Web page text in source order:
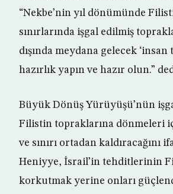
“Nekbe’nin yıl dönümünde
sınırlarında işgal edilmiş
dışında meydana gelecek ‘insan
hazırlık yapın ve hazır olun.”
Büyük Dönüş Yürüyüşü’nün
Filistin topraklarına dönmeleri
ve sınırı ortadan kaldıracağını
Heniyye, İsrail’in tehditlerinin
korkutmak yerine onları